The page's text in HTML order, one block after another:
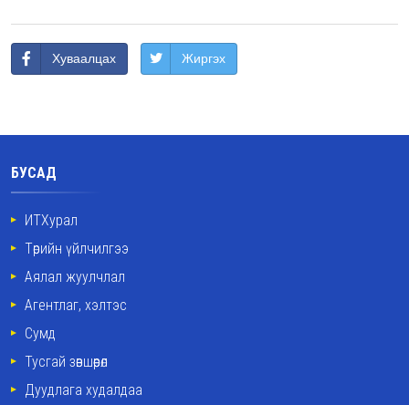
Хуваалцах Жиргэх
БУСАД
ИТХурал
Төрийн үйлчилгээ
Аялал жуулчлал
Агентлаг, хэлтэс
Сумд
Тусгай зөвшөөрөл
Дуудлага худалдаа